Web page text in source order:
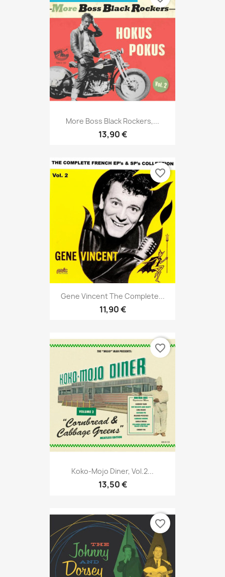
More Boss Black Rockers,...
13,90 €
Gene Vincent The Complete...
11,90 €
favorite_border
Koko-Mojo Diner, Vol.2...
13,50 €
favorite_border
favorite_border